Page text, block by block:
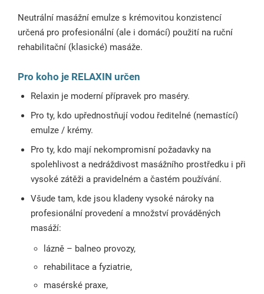
Neutrální masážní emulze s krémovitou konzistencí
určená pro profesionální (ale i domácí) použití na ruční
rehabilitační (klasické) masáže.
Pro koho je RELAXIN určen
Relaxin je moderní přípravek pro maséry.
Pro ty, kdo upřednostňují vodou ředitelné (nemastící)
emulze / krémy.
Pro ty, kdo mají nekompromisní požadavky na
spolehlivost a nedráždivost masážního prostředku i při
vysoké zátěži a pravidelném a častém používání.
Všude tam, kde jsou kladeny vysoké nároky na
profesionální provedení a množství prováděných
masáží:
lázně – balneo provozy,
rehabilitace a fyziatrie,
masérské praxe,